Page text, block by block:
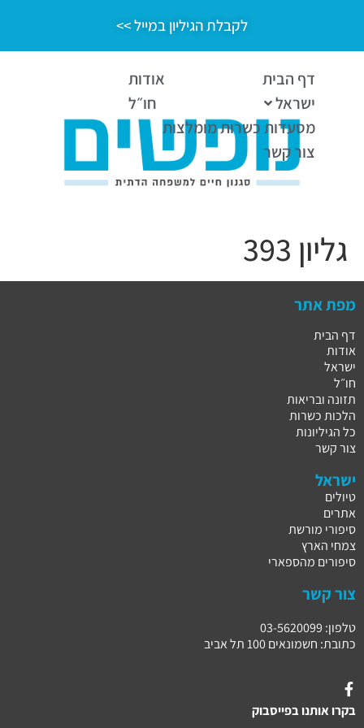
לקבלת הגיליון במייל >>
דף הבית
אודות
ישראל
חו״ל
מסעדות כשרות מומלצות
צור קשר
גליון 393
מפת אתר
דף הבית
אודות
ישראל
חו״ל
תזונה ובריאות
הלכות כשרות
כל הגיליונות
צור קשר
ישראל
טיולים
אתרים
סיפורי מורשת
צמחי הארץ
סיפורים מהספארי
צור קשר
טלפון: 03-5620099
כתובת: חשמונאים 100 תל אביב
בקרו אותנו בפייסבוק